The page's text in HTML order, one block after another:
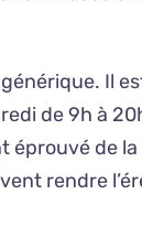
Il
de 9h à
éprouvé de
rendre